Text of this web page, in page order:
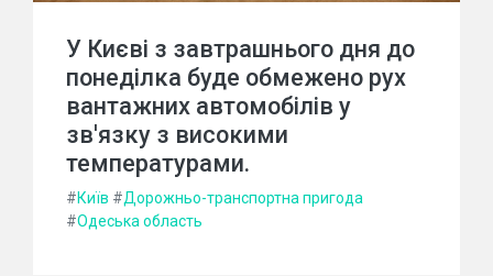
У Києві з завтрашнього дня до
понеділка буде обмежено рух
вантажних автомобілів у
зв'язку з високими
температурами.
#Київ #Дорожньо-транспортна пригода
#Одеська область